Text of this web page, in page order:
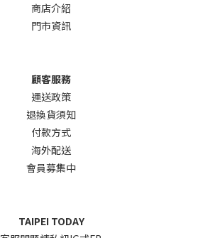
商店介紹
門市資訊
顧客服務
運送政策
退換貨須知
付款方式
海外配送
會員募集中
TAIPEI TODAY